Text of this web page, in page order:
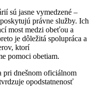
sú jasne vymedzené –
právne služby. Ich
most medzi obeťou a
je dôležitá spolupráca a
ktorí
pomoci obetiam.
pri dnešnom oficiálnom
opodstatnenosť